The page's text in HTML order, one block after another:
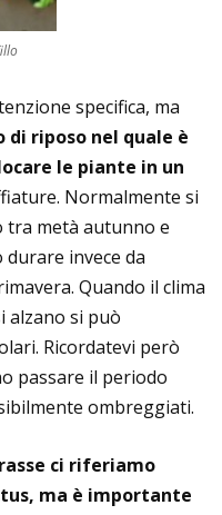
specifica, ma
di riposo nel quale è
le piante in un
Normalmente si
tra metà autunno e
invece da
Quando il clima
alzano si può
Ricordatevi però
passare il periodo
ombreggiati.
ci riferiamo
ma è importante